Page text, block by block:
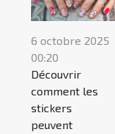
6 octobre 2025
00:20
Découvrir
comment les
stickers
peuvent